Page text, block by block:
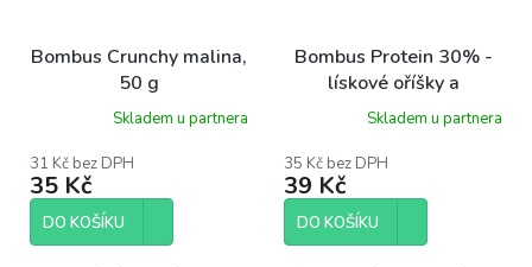
Bombus Crunchy malina,
50 g
Skladem u partnera
31 Kč bez DPH
35 Kč
DO KOŠÍKU
Bombus Protein 30% -
lískové oříšky a
čokoláda, 50 g
Skladem u partnera
35 Kč bez DPH
39 Kč
DO KOŠÍKU